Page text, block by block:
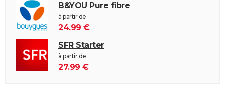
B&YOU Pure fibre
à partir de
24.99 €
SFR Starter
à partir de
27.99 €